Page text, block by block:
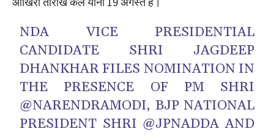
NDA VICE PRESIDENTIAL
CANDIDATE SHRI JAGDEEP
DHANKHAR FILES NOMINATION IN
THE PRESENCE OF PM SHRI
@NARENDRAMODI, BJP NATIONAL
PRESIDENT SHRI @JPNADDA AND